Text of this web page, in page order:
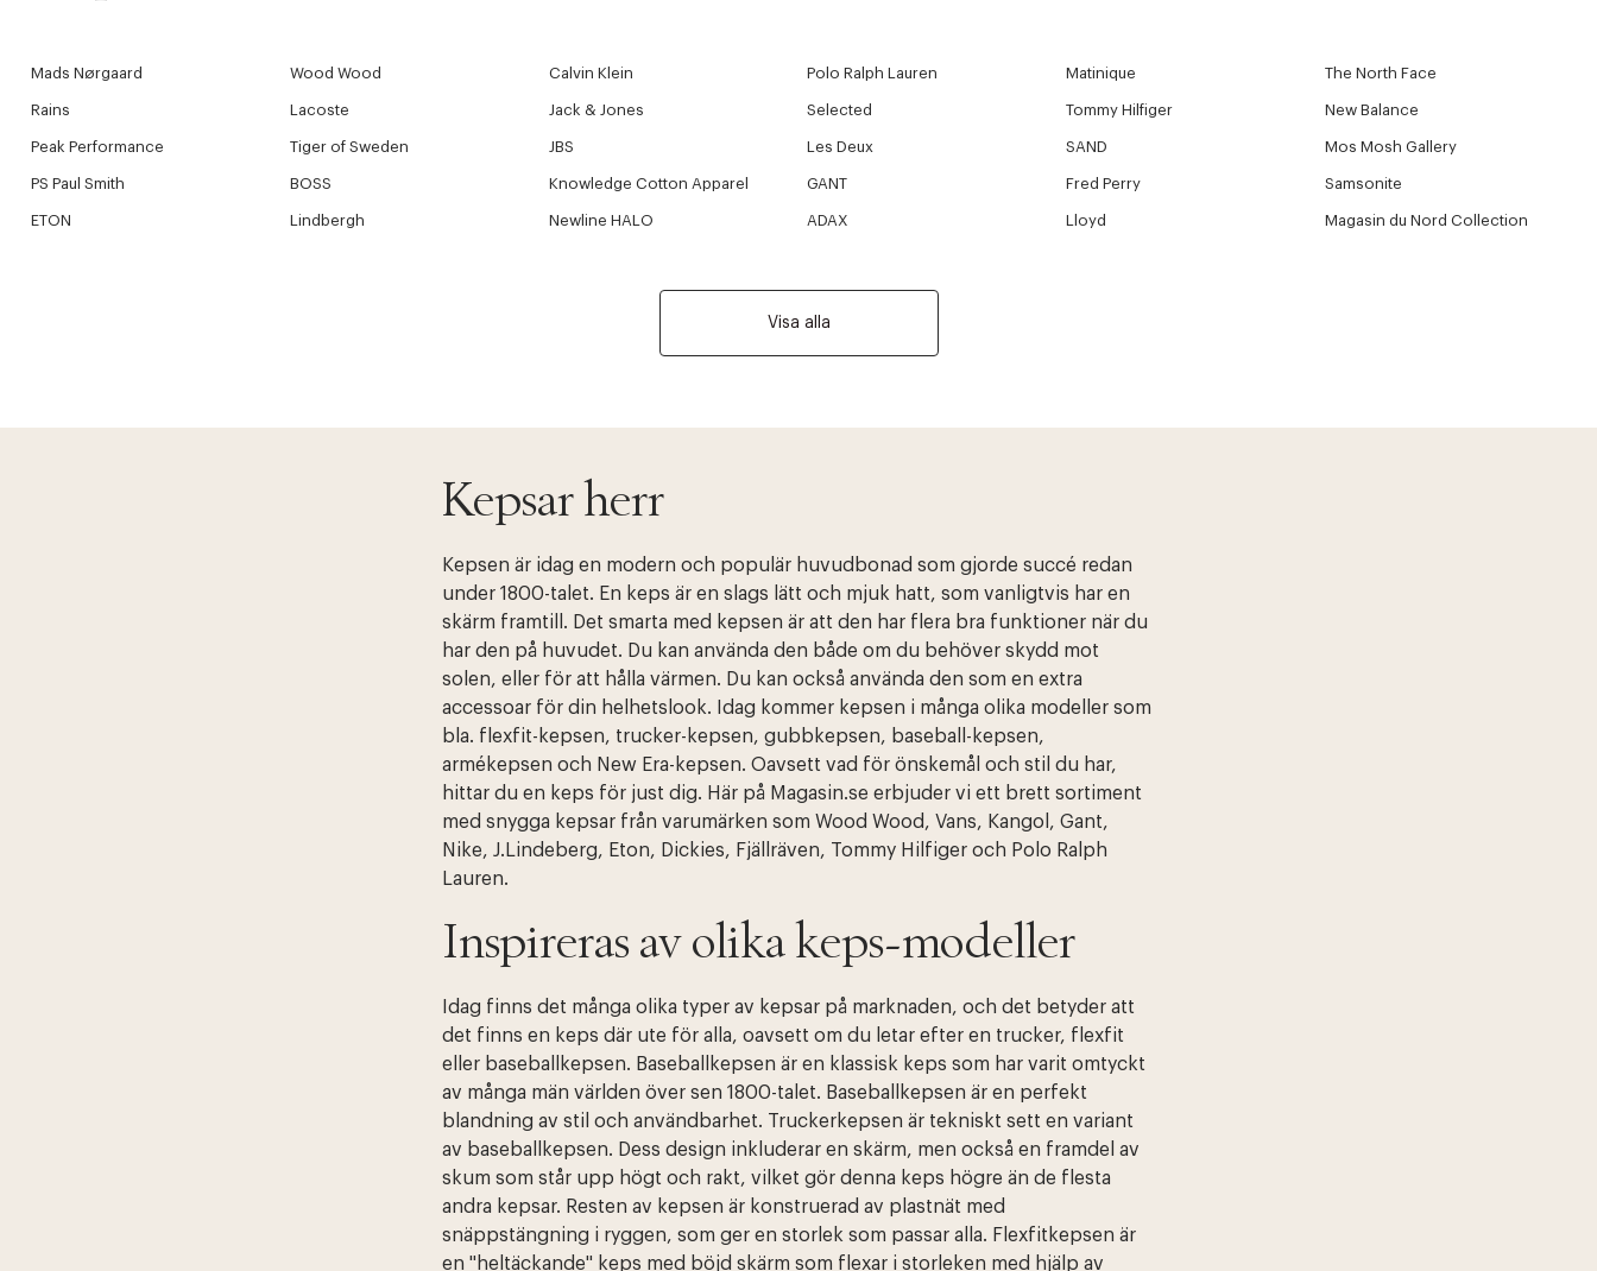
Mads Nørgaard Wood Wood Calvin Klein Polo Ralph Lauren Matinique The North Face
Rains Lacoste Jack & Jones Selected Tommy Hilfiger New Balance
Peak Performance Tiger of Sweden JBS Les Deux SAND Mos Mosh Gallery
PS Paul Smith BOSS Knowledge Cotton Apparel GANT Fred Perry Samsonite
ETON Lindbergh Newline HALO ADAX Lloyd Magasin du Nord Collection
Visa alla
Kepsar herr
Kepsen är idag en modern och populär huvudbonad som gjorde succé redan
under 1800-talet. En keps är en slags lätt och mjuk hatt, som vanligtvis har en
skärm framtill. Det smarta med kepsen är att den har flera bra funktioner när du
har den på huvudet. Du kan använda den både om du behöver skydd mot
solen, eller för att hålla värmen. Du kan också använda den som en extra
accessoar för din helhetslook. Idag kommer kepsen i många olika modeller som
bla. flexfit-kepsen, trucker-kepsen, gubbkepsen, baseball-kepsen,
armékepsen och New Era-kepsen. Oavsett vad för önskemål och stil du har,
hittar du en keps för just dig. Här på Magasin.se erbjuder vi ett brett sortiment
med snygga kepsar från varumärken som Wood Wood, Vans, Kangol, Gant,
Nike, J.Lindeberg, Eton, Dickies, Fjällräven, Tommy Hilfiger och Polo Ralph
Lauren.
Inspireras av olika keps-modeller
Idag finns det många olika typer av kepsar på marknaden, och det betyder att
det finns en keps där ute för alla, oavsett om du letar efter en trucker, flexfit
eller baseballkepsen. Baseballkepsen är en klassisk keps som har varit omtyckt
av många män världen över sen 1800-talet. Baseballkepsen är en perfekt
blandning av stil och användbarhet. Truckerkepsen är tekniskt sett en variant
av baseballkepsen. Dess design inkluderar en skärm, men också en framdel av
skum som står upp högt och rakt, vilket gör denna keps högre än de flesta
andra kepsar. Resten av kepsen är konstruerad av plastnät med
snäppstängning i ryggen, som ger en storlek som passar alla. Flexfitkepsen är
en "heltäckande" keps med böjd skärm som flexar i storleken med hjälp av